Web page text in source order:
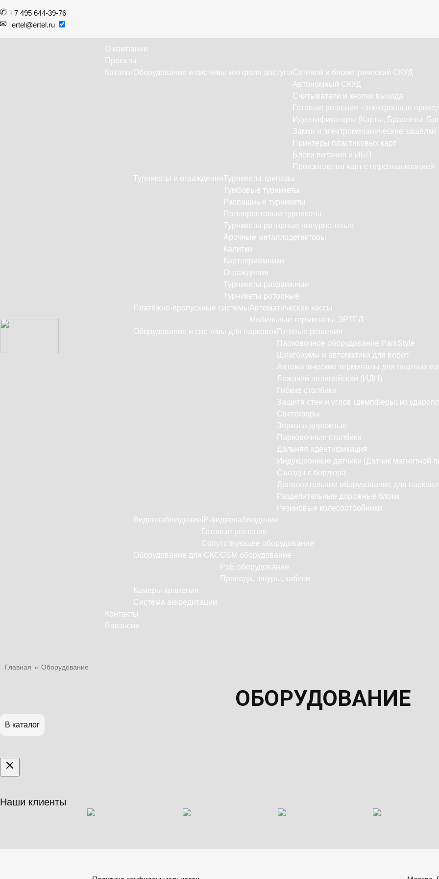
+7 495 644-39-76
ertel@ertel.ru
О компании
Проекты
КаталогОборудование и системы контроля доступаСетевой и биометрический СКУД
Автономный СКУД
Считыватели и кнопки выхода
Готовые решения - электронные
Идентификаторы (Карты, Браслеты,
Замки и электромеханические защёлки
Принтеры пластиковых карт
Блоки питания и ИБП
Производство карт с персонализацией
Турникеты и огражденияТурникеты триподы
Тумбовые турникеты
Распашные турникеты
Полноростовые турникеты
Турникеты роторные полуростовые
Арочные металлодетекторы
Калитки
Картоприёмники
Ограждения
Турникеты раздвижные
Турникеты роторные
Платёжно-пропускные системыАвтоматические кассы
Мобильные терминалы ЭРТЕЛ
Оборудование и системы для парковок Готовые решения
Парковочное оборудование ParkStyle
Шлагбаумы и автоматика для ворот
Автоматические терминалы для платных
Лежачий полицейский (ИДН)
Гибкие столбики
Защита стен и углов (демпферы) из
Светофоры
Зеркала дорожные
Парковочные столбики
Дальняя идентификация
Индукционные датчики (Датчик магнитной
Съезды с бордюра
Дополнительное оборудование для
Разделительные дорожные блоки
Резиновые колесоотбойники
Видеонаблюдение IP-видеонаблюдение
Готовые решения
Сопутствующее оборудование
Оборудование для СКСGSM оборудование
PoE оборудование
Провода, шнуры, кабели
Камеры хранения
Система аккредитации
Контакты
Вакансии
Главная » Оборудование
ОБОРУДОВАНИЕ
В каталог
Наши клиенты